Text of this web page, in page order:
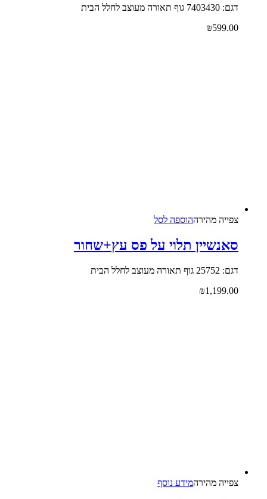
דגם: 7403430 גוף תאורה מעוצב לחלל הבית
₪599.00
צפייה‬ ‫מהירה‬הוספה לסל
סאנשיין תלוי על פס עץ+שחור
דגם: 25752 גוף תאורה מעוצב לחלל הבית
₪1,199.00
צפייה‬ ‫מהירה‬מידע נוסף